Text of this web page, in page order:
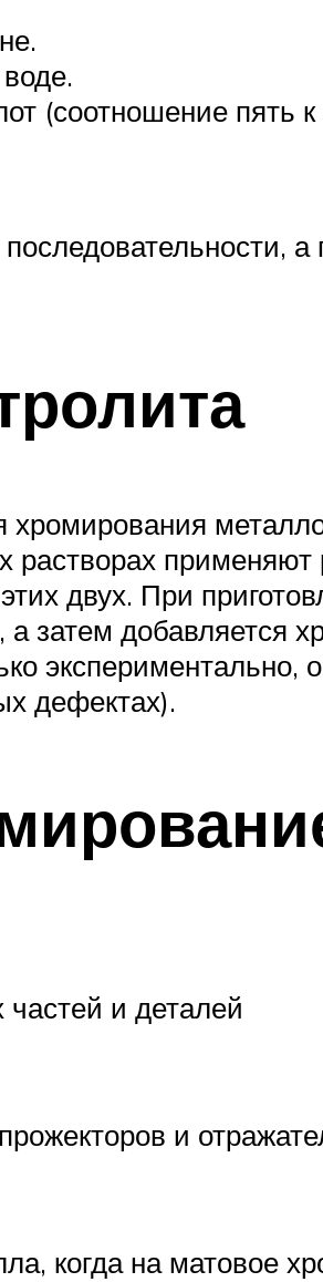
(соотношение пять
а
двух. При
а затем добавляется
экспериментально,
дефектах).
и деталей
и
когда на матовое